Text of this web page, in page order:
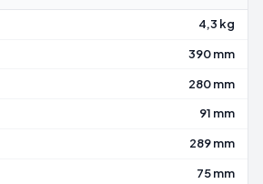
4,3 kg
390 mm
280 mm
91 mm
289 mm
75 mm